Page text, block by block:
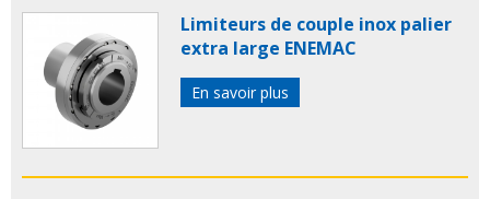
Limiteurs de couple inox palier
extra large ENEMAC
En savoir plus